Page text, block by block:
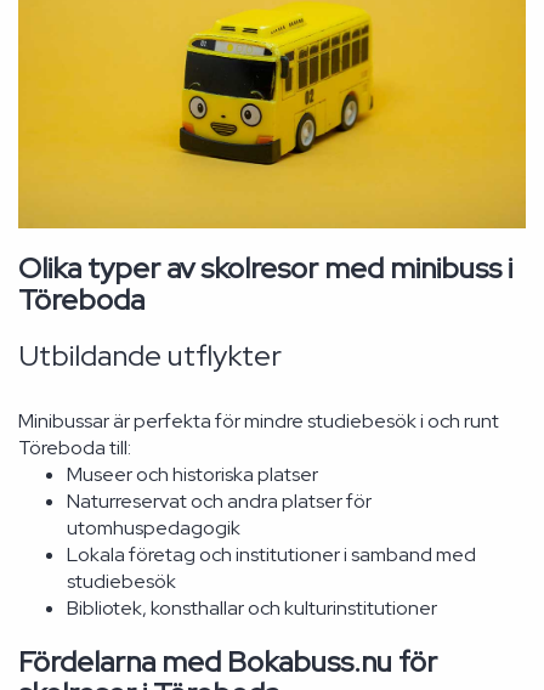
Olika typer av skolresor med minibuss i
Töreboda
Utbildande utflykter
Minibussar är perfekta för mindre studiebesök i och runt
Töreboda till:
Museer och historiska platser
Naturreservat och andra platser för
utomhuspedagogik
Lokala företag och institutioner i samband med
studiebesök
Bibliotek, konsthallar och kulturinstitutioner
Fördelarna med Bokabuss.nu för